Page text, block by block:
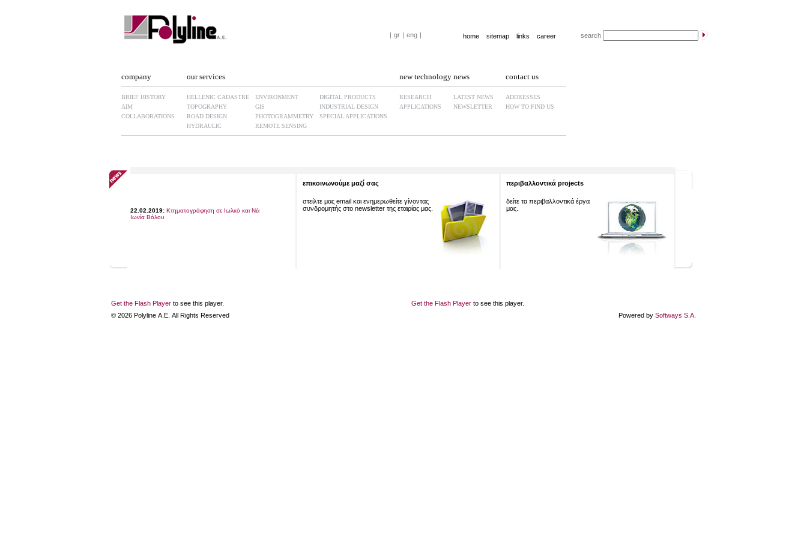
| gr | eng | home sitemap links career search
company
BRIEF HISTORY
AIM
COLLABORATIONS
our services
HELLENIC CADASTRE
TOPOGRAPHY
ROAD DESIGN
HYDRAULIC
ENVIRONMENT
GIS
PHOTOGRAMMETRY
REMOTE SENSING
DIGITAL PRODUCTS
INDUSTRIAL DESIGN
SPECIAL APPLICATIONS
new technology
RESEARCH
APPLICATIONS
news
LATEST NEWS
NEWSLETTER
contact us
ADDRESSES
HOW TO FIND US
επικοινωνούμε μαζί σας περιβαλλοντικά projects
22.02.2019: Κτηματογράφηση σε Ιωλκό και Νέα
Ιωνία Βόλου
στείλτε μας email και ενημερωθείτε γίνοντας
συνδρομητής στο newsletter της εταιρίας μας.
δείτε τα περιβαλλοντικά έργα
μας.
Get the Flash Player to see this player. Get the Flash Player to see this player.
© 2026 Polyline Α.Ε. All Rights Reserved Powered by Softways S.A.